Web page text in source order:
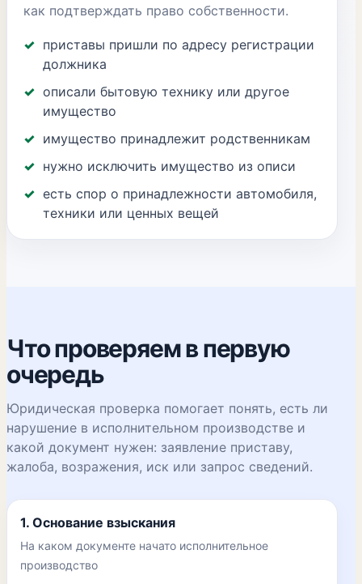
как подтверждать право собственности.
приставы пришли по адресу регистрации
должника
описали бытовую технику или другое
имущество
имущество принадлежит родственникам
нужно исключить имущество из описи
есть спор о принадлежности автомобиля,
техники или ценных вещей
Что проверяем в первую
очередь
Юридическая проверка помогает понять, есть ли
нарушение в исполнительном производстве и
какой документ нужен: заявление приставу,
жалоба, возражения, иск или запрос сведений.
1. Основание взыскания
На каком документе начато исполнительное
производство